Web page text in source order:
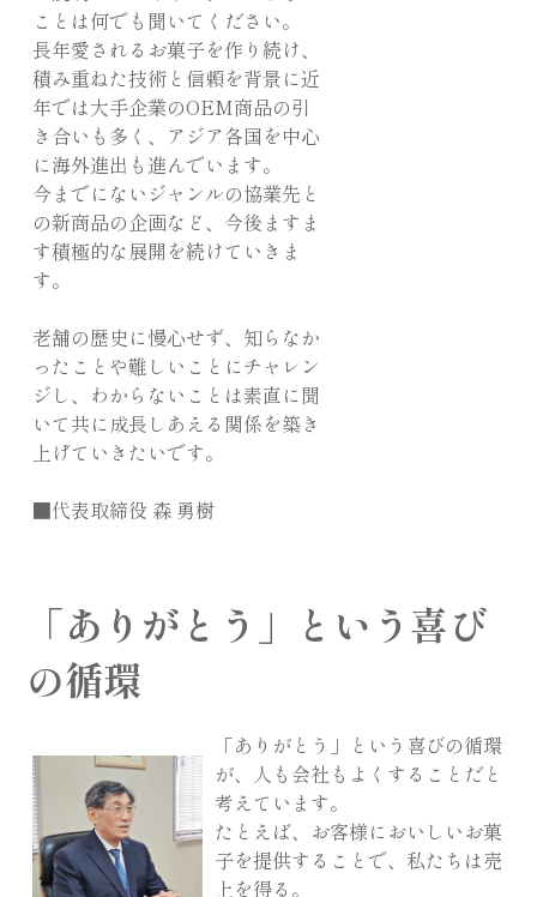
ことは何でも聞いてください。
長年愛されるお菓子を作り続け、
積み重ねた技術と信頼を背景に近
年では大手企業のOEM商品の引
き合いも多く、アジア各国を中心
に海外進出も進んでいます。
今までにないジャンルの協業先と
の新商品の企画など、今後ますま
す積極的な展開を続けていきま
す。
老舗の歴史に慢心せず、知らなか
ったことや難しいことにチャレン
ジし、わからないことは素直に聞
いて共に成長しあえる関係を築き
上げていきたいです。
■代表取締役 森 勇樹
「ありがとう」という喜び
の循環
「ありがとう」という喜びの循環
が、人も会社もよくすることだと
考えています。
たとえば、お客様においしいお菓
子を提供することで、私たちは売
上を得る。